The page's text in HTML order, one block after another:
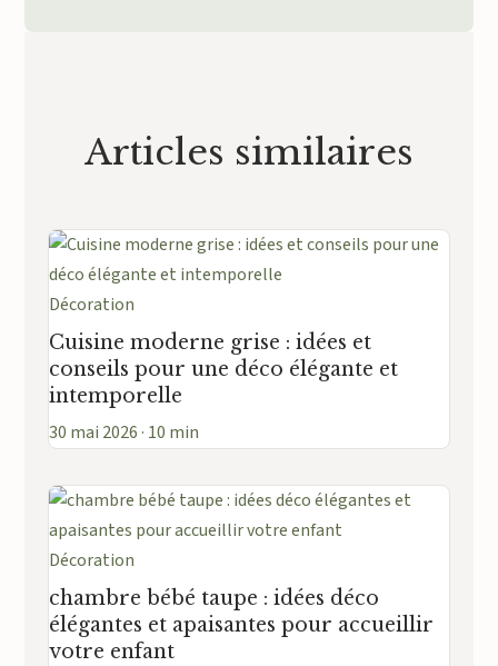
Articles similaires
Décoration
Cuisine moderne grise : idées et
conseils pour une déco élégante et
intemporelle
30 mai 2026 · 10 min
Décoration
chambre bébé taupe : idées déco
élégantes et apaisantes pour accueillir
votre enfant